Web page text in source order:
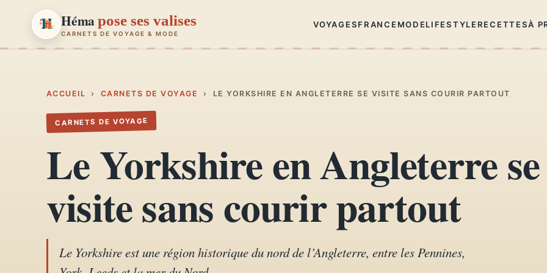
Hémapose ses valises
CARNETS DE VOYAGE & MODE
VOYAGESFRANCEMODELIFESTYLERECETTESÀ
01 Carnets de voyage
Escapades en France
Provence, Paris, Marseille…
Mode et style
ACCUEIL › CARNETS DE VOYAGE › LE YORKSHIRE EN ANGLETERRE SE VISITE SANS COURIR PARTOUT
CARNETS DE VOYAGE
Le Yorkshire en Angleterre se
visite sans courir partout
Le Yorkshire est une région historique du nord de l’Angleterre, entre les Pennines,